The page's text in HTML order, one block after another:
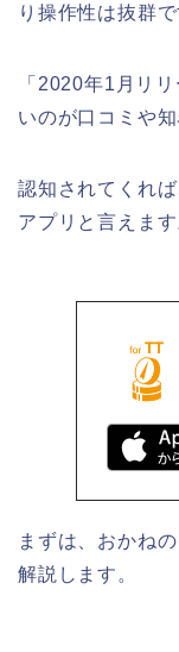
り操作性は抜群で
「2020年1月リ
いのが口コミや
認知されてくれ
アプリと言えます
まずは、おかね
解説します。